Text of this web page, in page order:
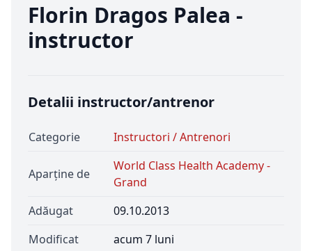
Florin Dragos Palea -
instructor
Detalii instructor/antrenor
Categorie Instructori / Antrenori
Aparține de
World Class Health Academy -
Grand
Adăugat
09.10.2013
Modificat
acum 7 luni